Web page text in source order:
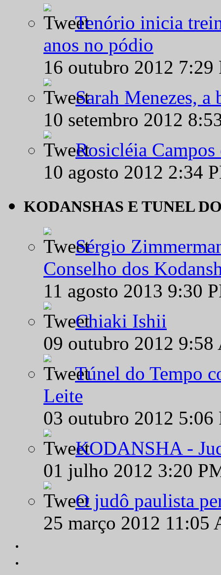
Tenório inicia
anos no pódio
16 outubro 2012
Sarah Menezes,
10 setembro 2012
Rosicléia
10 agosto 2012 2:34
KODANSHAS E TUNEL
Sérgio
Conselho dos
11 agosto 2013 9:30
Chiaki Ishii
09 outubro 2012
Túnel do Tempo
Leite
03 outubro 2012
KODANSHA -
01 julho 2012 3:20
O judô paulista
25 março 2012